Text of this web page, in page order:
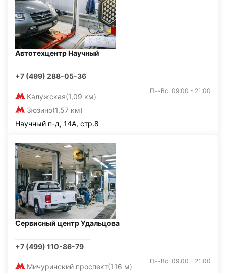
Автотехцентр Научный
+7 (499) 288-05-36
Калужская(1,09 км)
Зюзино(1,57 км)
Пн-Вс: 09:00 - 21:00
Научный п-д, 14А, стр.8
Сервисный центр Удальцова
+7 (499) 110-86-79
Мичуринский проспект(116 м)
Пн-Вс: 09:00 - 21:00